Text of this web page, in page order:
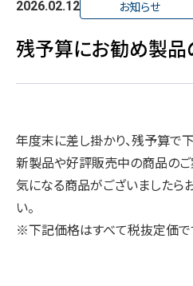
2026.02.12 お知らせ
残予算にお勧め製品
年度末に差し掛かり、残予算で
新製品や好評販売中の商品のご
気になる商品がございましたら
い。
※下記価格はすべて税抜定価で